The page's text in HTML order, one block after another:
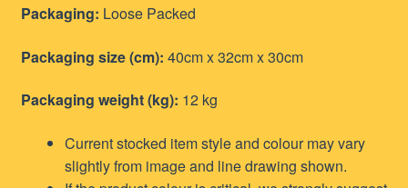
Packaging: Loose Packed
Packaging size (cm): 40cm x 32cm x 30cm
Packaging weight (kg): 12 kg
Current stocked item style and colour may vary
slightly from image and line drawing shown.